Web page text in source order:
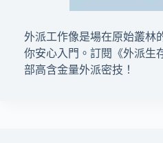
外派工作像是場在原始叢林
你安心入門。訂閱 《外派生
部高含金量外派密技！